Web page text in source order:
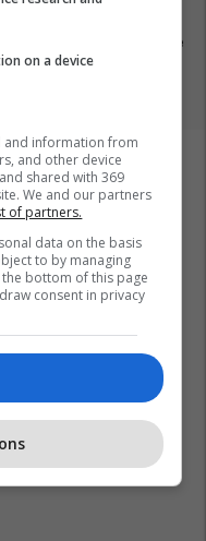
i takon
marta do të jetë "ditë
on a device
and information from
and other device
shared with 369
We and our partners
of partners.
data on the basis
to by managing
bottom of this page
consent in privacy